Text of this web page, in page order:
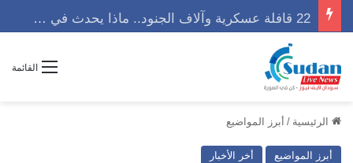
القائمة
الرئيسية / أبرز المواضيع
أبرز المواضيع أخر الأخبار